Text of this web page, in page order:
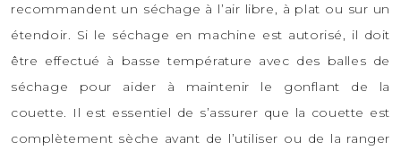
recommandent un séchage à l’air libre, à plat ou sur un
étendoir. Si le séchage en machine est autorisé, il doit
être effectué à basse température avec des balles de
séchage pour aider à maintenir le gonflant de la
couette. Il est essentiel de s’assurer que la couette est
complètement sèche avant de l’utiliser ou de la ranger